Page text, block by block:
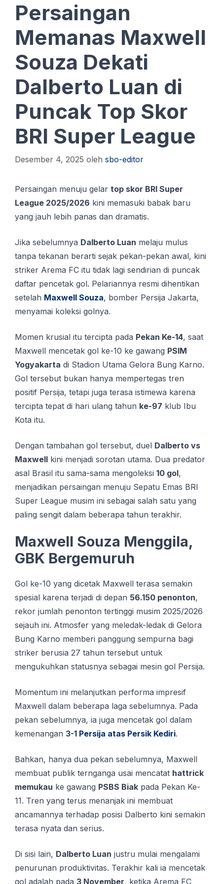
Persaingan
Memanas Maxwell
Souza Dekati
Dalberto Luan di
Puncak Top Skor
BRI Super League
Desember 4, 2025 oleh sbo-editor
Persaingan menuju gelar top skor BRI Super
League 2025/2026 kini memasuki babak baru
yang jauh lebih panas dan dramatis.
Jika sebelumnya Dalberto Luan melaju mulus
tanpa tekanan berarti sejak pekan-pekan awal, kini
striker Arema FC itu tidak lagi sendirian di puncak
daftar pencetak gol. Pelariannya resmi dihentikan
setelah Maxwell Souza, bomber Persija Jakarta,
menyamai koleksi golnya.
Momen krusial itu tercipta pada Pekan Ke-14, saat
Maxwell mencetak gol ke-10 ke gawang PSIM
Yogyakarta di Stadion Utama Gelora Bung Karno.
Gol tersebut bukan hanya mempertegas tren
positif Persija, tetapi juga terasa istimewa karena
tercipta tepat di hari ulang tahun ke-97 klub Ibu
Kota itu.
Dengan tambahan gol tersebut, duel Dalberto vs
Maxwell kini menjadi sorotan utama. Dua predator
asal Brasil itu sama-sama mengoleksi 10 gol,
menjadikan persaingan menuju Sepatu Emas BRI
Super League musim ini sebagai salah satu yang
paling sengit dalam beberapa tahun terakhir.
Maxwell Souza Menggila,
GBK Bergemuruh
Gol ke-10 yang dicetak Maxwell terasa semakin
spesial karena terjadi di depan 56.150 penonton,
rekor jumlah penonton tertinggi musim 2025/2026
sejauh ini. Atmosfer yang meledak-ledak di Gelora
Bung Karno memberi panggung sempurna bagi
striker berusia 27 tahun tersebut untuk
mengukuhkan statusnya sebagai mesin gol Persija.
Momentum ini melanjutkan performa impresif
Maxwell dalam beberapa laga sebelumnya. Pada
pekan sebelumnya, ia juga mencetak gol dalam
kemenangan 3-1 Persija atas Persik Kediri.
Bahkan, hanya dua pekan sebelumnya, Maxwell
membuat publik ternganga usai mencatat hattrick
memukau ke gawang PSBS Biak pada Pekan Ke-
11. Tren yang terus menanjak ini membuat
ancamannya terhadap posisi Dalberto kini semakin
terasa nyata dan serius.
Di sisi lain, Dalberto Luan justru mulai mengalami
penurunan produktivitas. Terakhir kali ia mencetak
gol adalah pada 3 November, ketika Arema FC